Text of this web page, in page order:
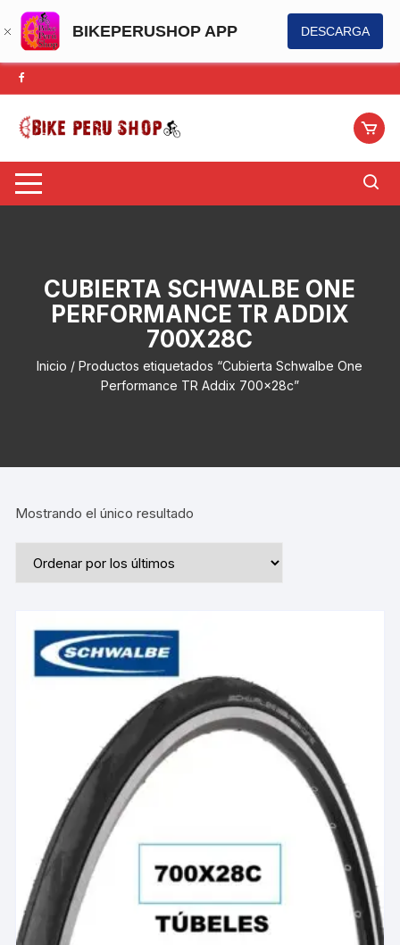
BIKEPERUSHOP APP DESCARGA
Saltar
al
contenido
CUBIERTA SCHWALBE ONE
PERFORMANCE TR ADDIX
700X28C
Inicio / Productos etiquetados “Cubierta Schwalbe One
Performance TR Addix 700x28c”
Mostrando el único resultado